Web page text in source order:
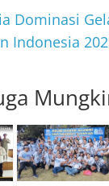
Dominasi
Indonesia